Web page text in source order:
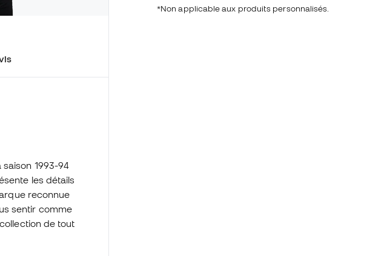
1993-94
les détails
reconnue
sentir comme
de tout
*Non applicable aux produits personnalisés.